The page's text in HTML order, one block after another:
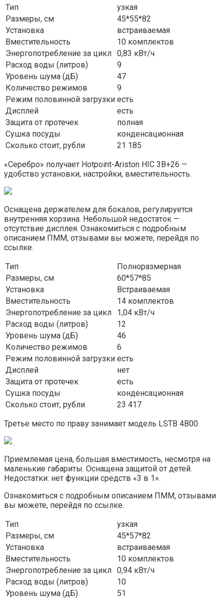
Тип
узкая
Размеры, см
45*55*82
Установка
встраиваемая
Вместительность
10 комплектов
Энергопотребление за цикл 0,83 кВт/ч
Расход воды (литров)
9
Уровень шума (дБ)
47
Количество режимов
9
Режим половинной загрузки есть
Дисплей
есть
Защита от протечек
полная
Сушка посуды
конденсационная
Сколько стоит, рубли
21 185
«Серебро» получает Hotpoint-Ariston HIC 3B+26 —
удобство установки, настройки, вместительность.
Оснащена держателем для бокалов, регулируется
внутренняя корзина. Небольшой недостаток —
отсутствие дисплея. Ознакомиться с подробным
описанием ПММ, отзывами вы можете, перейдя по
ссылке.
Тип
Полноразмерная
Размеры, см
60*57*85
Установка
Встраиваемая
Вместительность
14 комплектов
Энергопотребление за цикл
1,04 кВт/ч
Расход воды (литров)
12
Уровень шума (дБ)
46
Количество режимов
6
Режим половинной загрузки есть
Дисплей
нет
Защита от протечек
есть
Сушка посуды
конденсационная
Сколько стоит, рубли
23 417
Третье место по праву занимает модель LSTB 4B00.
Приемлемая цена, большая вместимость, несмотря на
маленькие габариты. Оснащена защитой от детей.
Недостатки: нет функции средств «3 в 1».
Ознакомиться с подробным описанием ПММ, отзывами
вы можете, перейдя по ссылке.
Тип
узкая
Размеры, см
45*57*82
Установка
встраиваемая
Вместительность
10 комплектов
Энергопотребление за цикл 0,94 кВт/ч
Расход воды (литров)
10
Уровень шума (дБ)
51